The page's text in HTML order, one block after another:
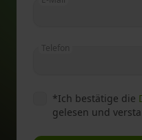
Telefon
*Ich bestätige die
gelesen und